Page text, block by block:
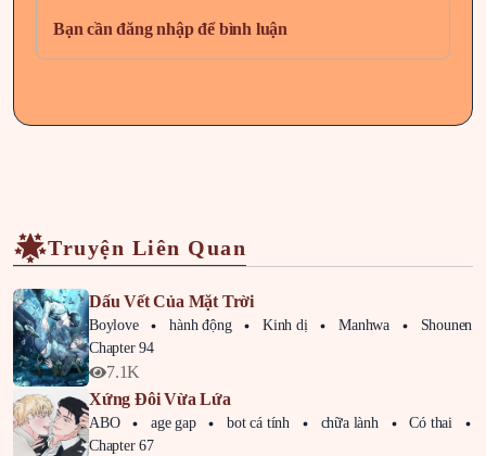
Chapter 3 2 tháng trước
Chapter 1
Bạn cần đăng nhập để bình luận
Truyện Liên Quan
Dấu Vết Của Mặt Trời
Boylove hành động Kinh dị Manhwa
Shounen
Chapter 94
7.1K
Xứng Đôi Vừa Lứa
ABO age gap bot cá tính chữa lành Có thai
Chapter 67